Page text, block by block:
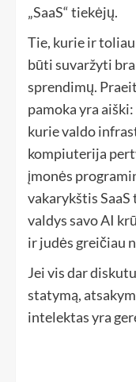
„SaaS“ tiekėjų.
Tie, kurie ir
būti suvaržyti
sprendimų.
pamoka yra
kurie valdo
kompiuterija
įmonės
vakarykštis SaaS
valdys savo AI
ir judės greičiau
Jei vis dar
statymą,
intelektas yra